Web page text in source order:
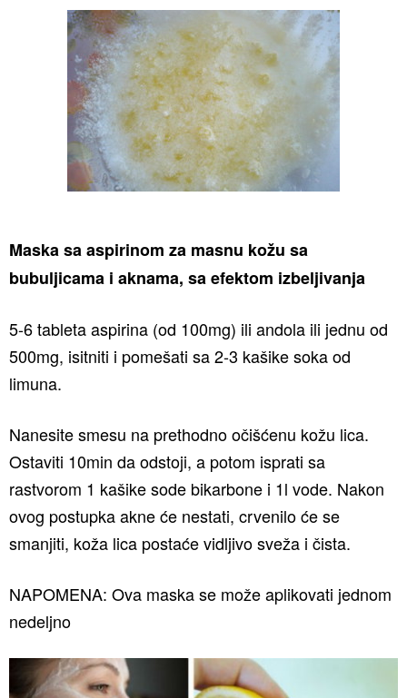
Maska sa aspirinom za masnu kožu sa
bubuljicama i aknama, sa efektom izbeljivanja
5-6 tableta aspirina (od 100mg) ili andola ili jednu od
500mg, isitniti i pomešati sa 2-3 kašike soka od
limuna.
Nanesite smesu na prethodno očišćenu kožu lica.
Ostaviti 10min da odstoji, a potom isprati sa
rastvorom 1 kašike sode bikarbone i 1l vode. Nakon
ovog postupka akne će nestati, crvenilo će se
smanjiti, koža lica postaće vidljivo sveža i čista.
NAPOMENA: Ova maska se može aplikovati jednom
nedeljno